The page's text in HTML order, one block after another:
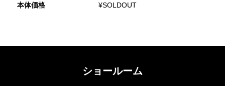
本体価格 ¥SOLDOUT
ショールーム